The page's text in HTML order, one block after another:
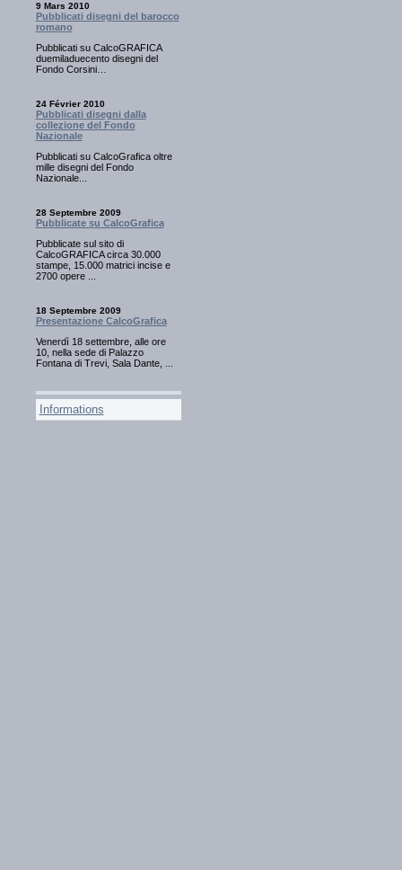
9 Mars 2010
Pubblicati disegni del barocco
romano
Pubblicati su CalcoGRAFICA
duemiladuecento disegni del
Fondo Corsini…
24 Février 2010
Pubblicati disegni dalla
collezione del Fondo
Nazionale
Pubblicati su CalcoGrafica oltre
mille disegni del Fondo
Nazionale...
28 Septembre 2009
Pubblicate su CalcoGrafica
Pubblicate sul sito di
CalcoGRAFICA circa 30.000
stampe, 15.000 matrici incise e
2700 opere ...
18 Septembre 2009
Presentazione CalcoGrafica
Venerdì 18 settembre, alle ore
10, nella sede di Palazzo
Fontana di Trevi, Sala Dante, ...
Informations